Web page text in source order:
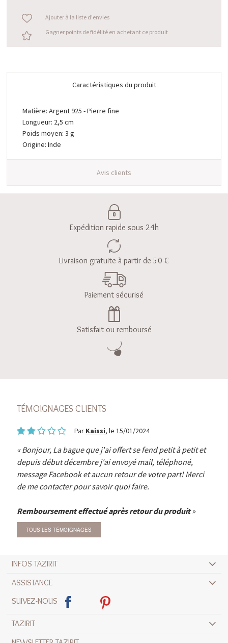
Ajouter à la liste d'envies
Gagner points de fidélité en achetant ce produit
Caractéristiques du produit
Matière: Argent 925 - Pierre fine
Longueur: 2,5 cm
Poids moyen: 3 g
Origine: Inde
Avis clients
Expédition rapide sous 24h
Livraison gratuite à partir de 50 €
Paiement sécurisé
Satisfait ou remboursé
TÉMOIGNAGES CLIENTS
Par Kaissi, le 15/01/2024
Bonjour, La bague que j'ai offert se fend petit à petit et
depuis début décembre j'ai envoyé mail, téléphoné,
message Facebook et aucun retour de votre part! Merci
de me contacter pour savoir quoi faire.
Remboursement effectué après retour du produit
TOUS LES TÉMOIGNAGES
INFOS TAZIRIT
ASSISTANCE
SUIVEZ-NOUS
TAZIRIT